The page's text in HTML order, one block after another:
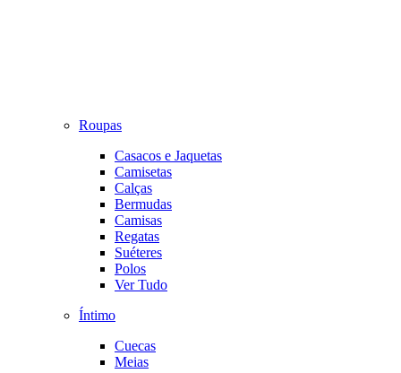
Roupas
Casacos e Jaquetas
Camisetas
Calças
Bermudas
Camisas
Regatas
Suéteres
Polos
Ver Tudo
Íntimo
Cuecas
Meias